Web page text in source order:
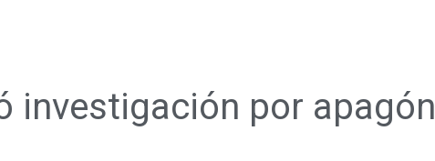
investigación por apagón